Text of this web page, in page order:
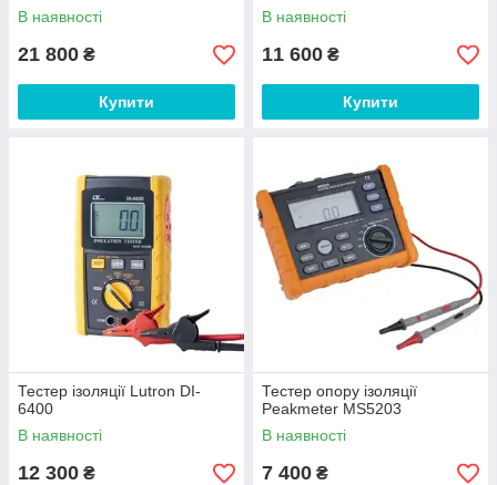
В наявності
21 800 ₴
Купити
В наявності
11 600 ₴
Купити
Тестер ізоляції Lutron DI-
6400
В наявності
12 300 ₴
Тестер опору ізоляції
Peakmeter MS5203
В наявності
7 400 ₴